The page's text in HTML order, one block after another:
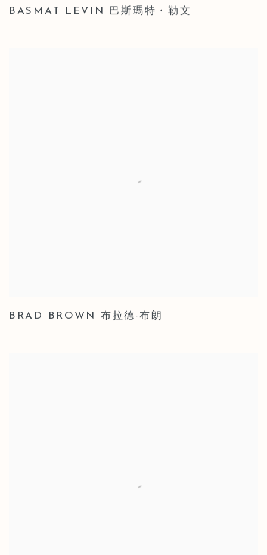
BASMAT LEVIN 巴斯瑪特・勒文
BRAD BROWN 布拉德·布朗